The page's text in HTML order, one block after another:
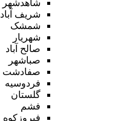
شاهدشهر
شریف آباد
شمشک
شهریار
صالح آباد
صباشهر
صفادشت
فردوسیه
گلستان
فشم
فیروزکوه